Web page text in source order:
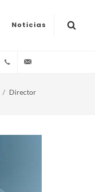
Noticias
Instagram(+54)(9)3548-576073
Director